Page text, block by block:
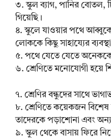
৩. স্কুল ব্যাগ, পানির বোতল,
গিয়েছি।
৪. স্কুলে যাওয়ার পথে
লোককে কিছু সাহায্যের
৫. পথে যেতে যেতে অনেককে
৬. শ্রেণিতে মনোযোগী হয়ে
৭. শ্রেণির বন্ধুদের সাথে
৮. শ্রেণিতে কয়েকজন বিশেষ
তাদেরকে পড়াশোনা এবং অন্য
৯. স্কুল থেকে বাসায় ফিরে